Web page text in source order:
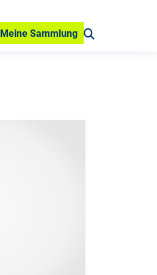
Meine Sammlung